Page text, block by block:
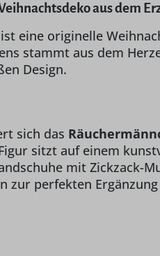
aus dem
ist eine originelle
stammt aus dem
Design.
sich das
sitzt auf einem
mit Zickzack-
zur perfekten